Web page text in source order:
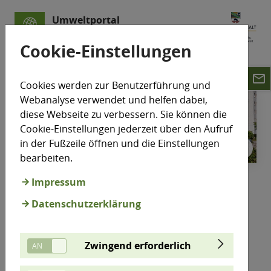
Umweltportal
©
Lufthygienisches
Überwachungssystem
Sachsen-Anhalt (LÜSA)
Cookie-Einstellungen
Cookies werden zur Benutzerführung und
Webanalyse verwendet und helfen dabei,
diese Webseite zu verbessern. Sie können die
Cookie-Einstellungen jederzeit über den Aufruf
in der Fußzeile öffnen und die Einstellungen
bearbeiten.
Impressum
Datenschutzerklärung
Zwingend erforderlich
email